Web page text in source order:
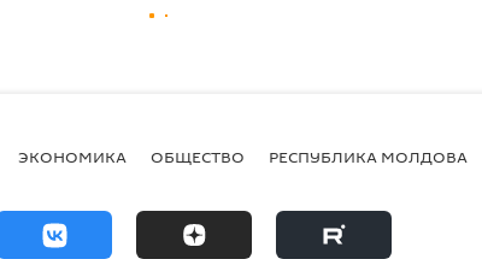
ЭКОНОМИКА ОБЩЕСТВО РЕСПУБЛИКА МОЛДОВА